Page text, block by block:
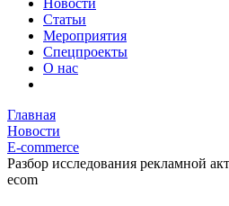
Новости
Статьи
Мероприятия
Спецпроекты
О нас
Главная
Новости
E-commerce
Разбор исследования рекламной
еcom